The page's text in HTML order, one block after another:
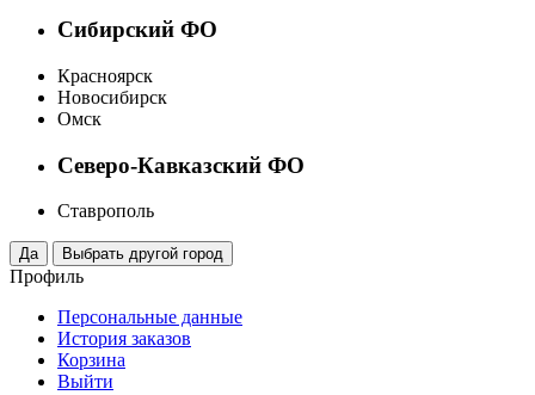
Сибирский ФО
Красноярск
Новосибирск
Омск
Северо-Кавказский ФО
Ставрополь
Профиль
Персональные данные
История заказов
Корзина
Выйти